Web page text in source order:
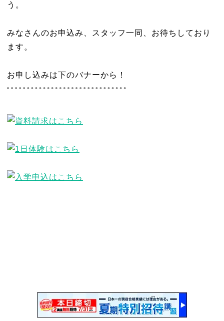
う。
みなさんのお申込み、スタッフ一同、お待ちしており
ます。
お申し込みは下のバナーから！